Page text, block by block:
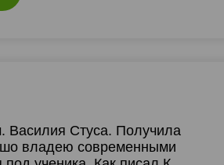
Василия Стуса. Получила
владею современными